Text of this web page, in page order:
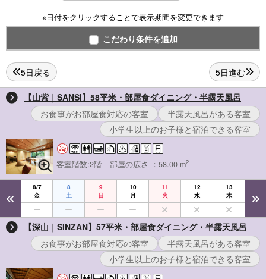
※日付をクリックすることで表示期間を変更できます
こだわり条件を追加
5日戻る 5日進む
【山紫｜SANSI】58平米・部屋食ダイニング・半露天風呂
お食事がお部屋食対応の客室
半露天風呂がある客室
小学生以上のお子様と宿泊できる客室
客室階数:2階 部屋の広さ ：58.00 m2
8/7
金
8
土
9
日
10
月
11
火
12
水
13
木
【深山｜SINZAN】57平米・部屋食ダイニング・半露天風呂
お食事がお部屋食対応の客室
半露天風呂がある客室
小学生以上のお子様と宿泊できる客室